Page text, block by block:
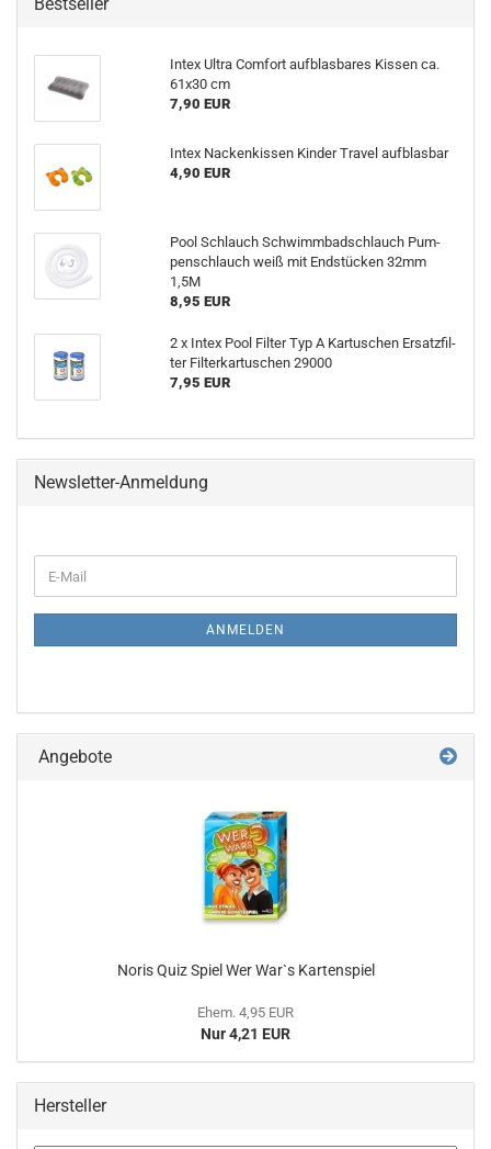
Intex Ultra Com­fort auf­blas­ba­res Kis­sen ca.
61x30 cm
7,90 EUR
Intex Na­cken­kis­sen Kin­der Tra­vel auf­blas­bar
4,90 EUR
Pool Schlauch Schwimm­bad­schlauch Pum­
pen­schlauch weiß mit End­stü­cken 32mm
1,5M
8,95 EUR
2 x Intex Pool Fil­ter Typ A Kar­tu­schen Er­satz­fil­
ter Fil­ter­kar­tu­schen 29000
7,95 EUR
Newsletter-Anmeldung
ZUR
E-
Mail
ANMELDEN
Angebote
Noris Quiz Spiel Wer War`s Kar­ten­spiel
Ehem. 4,95 EUR
Nur 4,21 EUR
Hersteller